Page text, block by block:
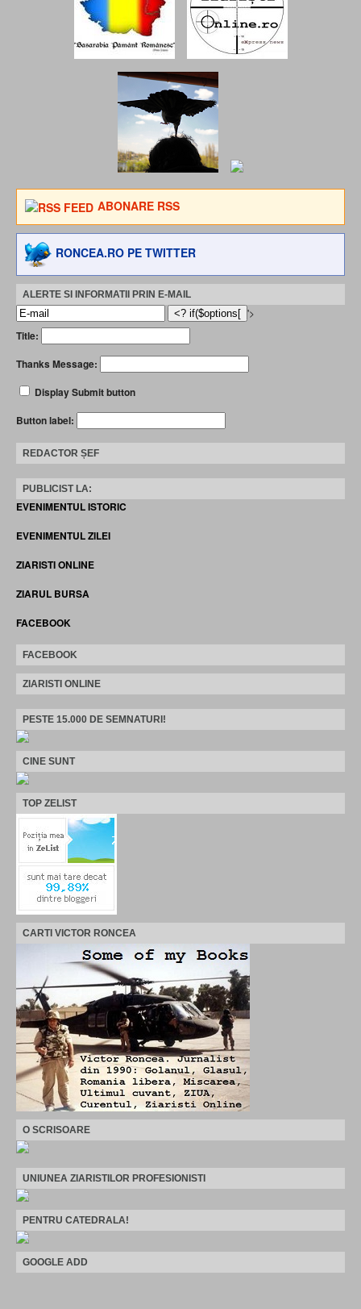
ABONARE RSS
RONCEA.RO PE TWITTER
ALERTE SI INFORMATII PRIN E-MAIL
'>
Title:
Thanks Message:
Display Submit button
Button label:
REDACTOR ȘEF
PUBLICIST LA:
EVENIMENTUL ISTORIC
EVENIMENTUL ZILEI
ZIARISTI ONLINE
ZIARUL BURSA
FACEBOOK
FACEBOOK
ZIARISTI ONLINE
PESTE 15.000 DE SEMNATURI!
CINE SUNT
TOP ZELIST
CARTI VICTOR RONCEA
O SCRISOARE
UNIUNEA ZIARISTILOR PROFESIONISTI
PENTRU CATEDRALA!
GOOGLE ADD